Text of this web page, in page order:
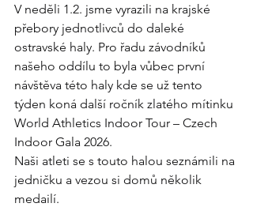
V neděli 1.2. jsme vyrazili na krajské
přebory jednotlivců do daleké
ostravské haly. Pro řadu závodníků
našeho oddílu to byla vůbec první
návštěva této haly kde se už tento
týden koná další ročník zlatého mítinku
World Athletics Indoor Tour – Czech
Indoor Gala 2026.
Naši atleti se s touto halou seznámili na
jedničku a vezou si domů několik
medailí.